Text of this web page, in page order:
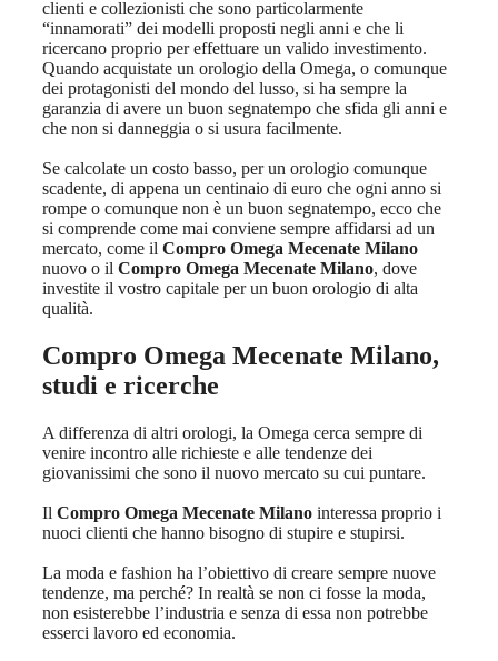
clienti e collezionisti che sono particolarmente
“innamorati” dei modelli proposti negli anni e che li
ricercano proprio per effettuare un valido investimento.
Quando acquistate un orologio della Omega, o comunque
dei protagonisti del mondo del lusso, si ha sempre la
garanzia di avere un buon segnatempo che sfida gli anni e
che non si danneggia o si usura facilmente.
Se calcolate un costo basso, per un orologio comunque
scadente, di appena un centinaio di euro che ogni anno si
rompe o comunque non è un buon segnatempo, ecco che
si comprende come mai conviene sempre affidarsi ad un
mercato, come il Compro Omega Mecenate Milano
nuovo o il Compro Omega Mecenate Milano, dove
investite il vostro capitale per un buon orologio di alta
qualità.
Compro Omega Mecenate Milano,
studi e ricerche
A differenza di altri orologi, la Omega cerca sempre di
venire incontro alle richieste e alle tendenze dei
giovanissimi che sono il nuovo mercato su cui puntare.
Il Compro Omega Mecenate Milano interessa proprio i
nuoci clienti che hanno bisogno di stupire e stupirsi.
La moda e fashion ha l’obiettivo di creare sempre nuove
tendenze, ma perché? In realtà se non ci fosse la moda,
non esisterebbe l’industria e senza di essa non potrebbe
esserci lavoro ed economia.